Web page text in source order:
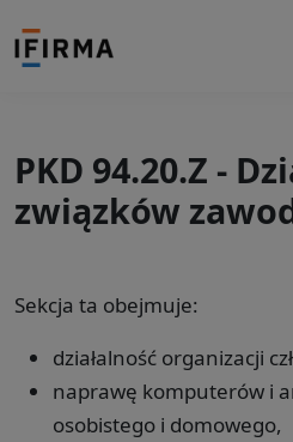
PKD 94.20.Z -
związków
Sekcja ta obejmuje:
działalność organizacji
naprawę komputerów i
osobistego i domowego,